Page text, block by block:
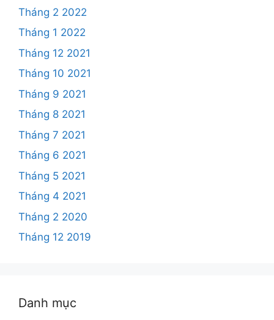
Tháng 2 2022
Tháng 1 2022
Tháng 12 2021
Tháng 10 2021
Tháng 9 2021
Tháng 8 2021
Tháng 7 2021
Tháng 6 2021
Tháng 5 2021
Tháng 4 2021
Tháng 2 2020
Tháng 12 2019
Danh mục